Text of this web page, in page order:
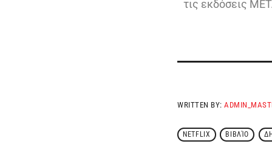
τις εκδόσεις
WRITTEN BY:
NETFLIX ΒΙΒΛΊΟ